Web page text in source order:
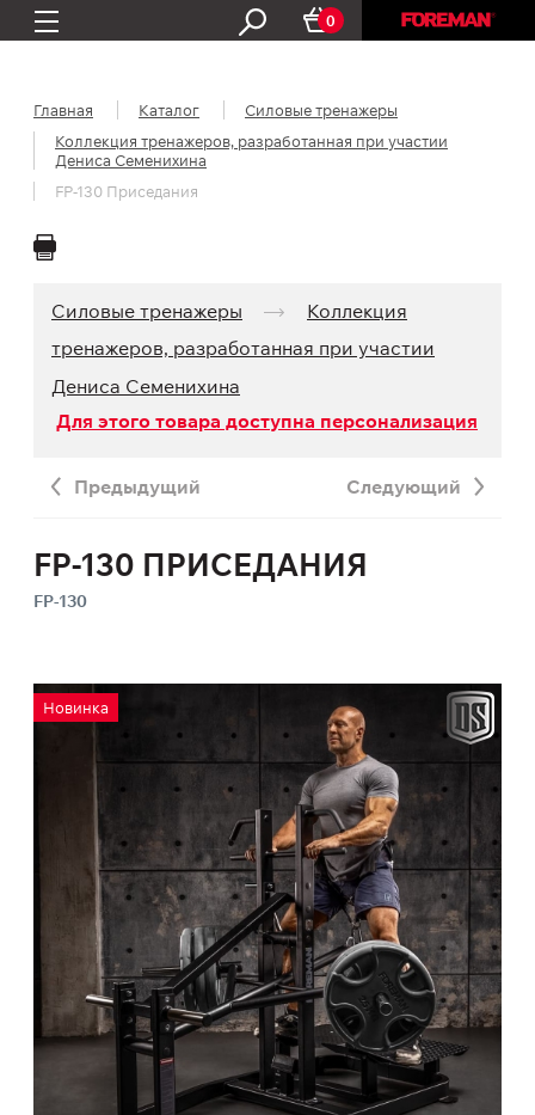
0
Главная Каталог
Силовые тренажеры
Коллекция тренажеров, разработанная при участии
Дениса Семенихина
FP-130 Приседания
Силовые тренажеры
Коллекция
тренажеров, разработанная при участии
Дениса Семенихина
Для этого товара доступна персонализация
Предыдущий Следующий
FP-130 ПРИСЕДАНИЯ
FP-130
Новинка